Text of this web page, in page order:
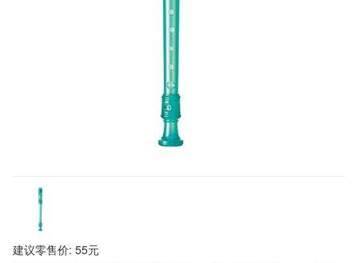
建议零售价: 55元